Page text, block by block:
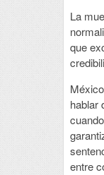
La
que
hablar
entre